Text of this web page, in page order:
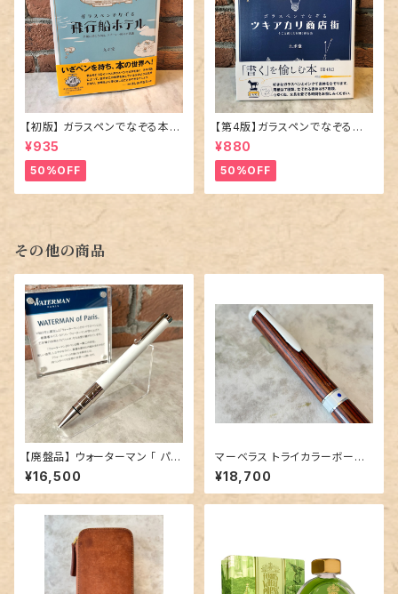
【初版】 ガラスペンでなぞる本 「
¥935
50%OFF
【第4版】ガラスペンでなぞる本
「 ツキアカリ商店街 そこは夜に
¥880
50%OFF
その他の商品
【廃盤品】 ウォーターマン 「 パー
スペクティブ ボールペン（ホワ
イトCT）」
¥16,500
マーベラス トライカラーボール
ペン【キングウッド 】②
¥18,700